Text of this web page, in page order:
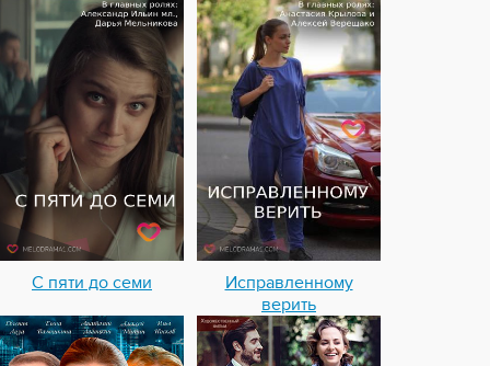
С пяти до семи
Исправленному
верить